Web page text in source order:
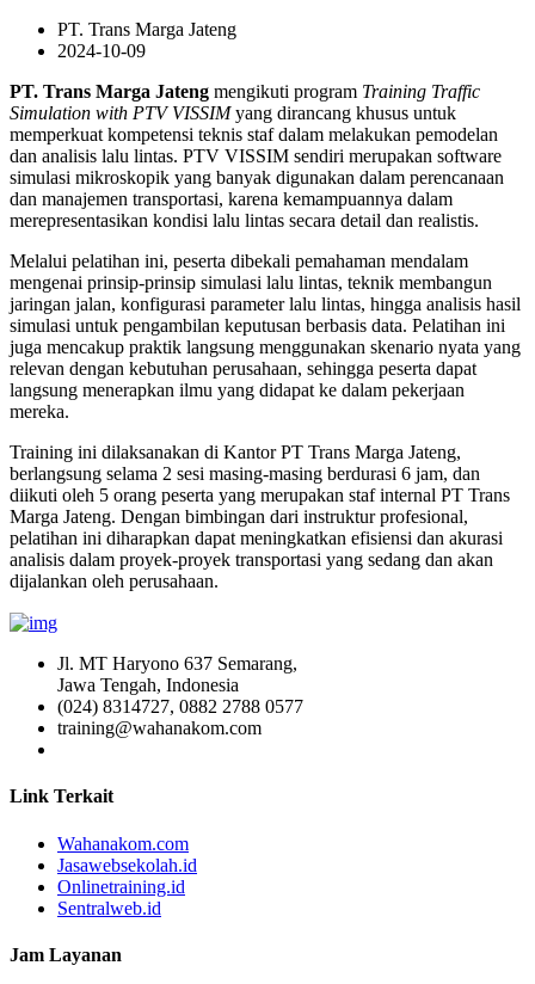
PT. Trans Marga Jateng
2024-10-09
PT. Trans Marga Jateng mengikuti program Training Traffic
Simulation with PTV VISSIMyang dirancang khusus untuk
memperkuat kompetensi teknis staf dalam melakukan pemodelan
dan analisis lalu lintas. PTV VISSIM sendiri merupakan software
simulasi mikroskopik yang banyak digunakan dalam perencanaan
dan manajemen transportasi, karena kemampuannya dalam
merepresentasikan kondisi lalu lintas secara detail dan realistis.
Melalui pelatihan ini, peserta dibekali pemahaman mendalam
mengenai prinsip-prinsip simulasi lalu lintas, teknik membangun
jaringan jalan, konfigurasi parameter lalu lintas, hingga analisis hasil
simulasi untuk pengambilan keputusan berbasis data. Pelatihan ini
juga mencakup praktik langsung menggunakan skenario nyata yang
relevan dengan kebutuhan perusahaan, sehingga peserta dapat
langsung menerapkan ilmu yang didapat ke dalam pekerjaan
mereka.
Training ini dilaksanakan di Kantor PT Trans Marga Jateng,
berlangsung selama 2 sesi masing-masing berdurasi 6 jam, dan
diikuti oleh 5 orang peserta yang merupakan staf internal PT Trans
Marga Jateng. Dengan bimbingan dari instruktur profesional,
pelatihan ini diharapkan dapat meningkatkan efisiensi dan akurasi
analisis dalam proyek-proyek transportasi yang sedang dan akan
dijalankan oleh perusahaan.
Jl. MT Haryono 637 Semarang,
Jawa Tengah, Indonesia
(024) 8314727, 0882 2788 0577
training@wahanakom.com
Link Terkait
Wahanakom.com
Jasawebsekolah.id
Onlinetraining.id
Sentralweb.id
Jam Layanan